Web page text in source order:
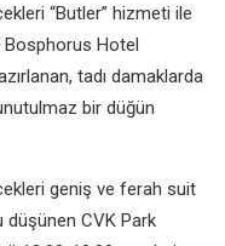
“Butler” hizmeti ile
Bosphorus Hotel
tadı damaklarda
bir düğün
geniş ve ferah suit
düşünen CVK Park